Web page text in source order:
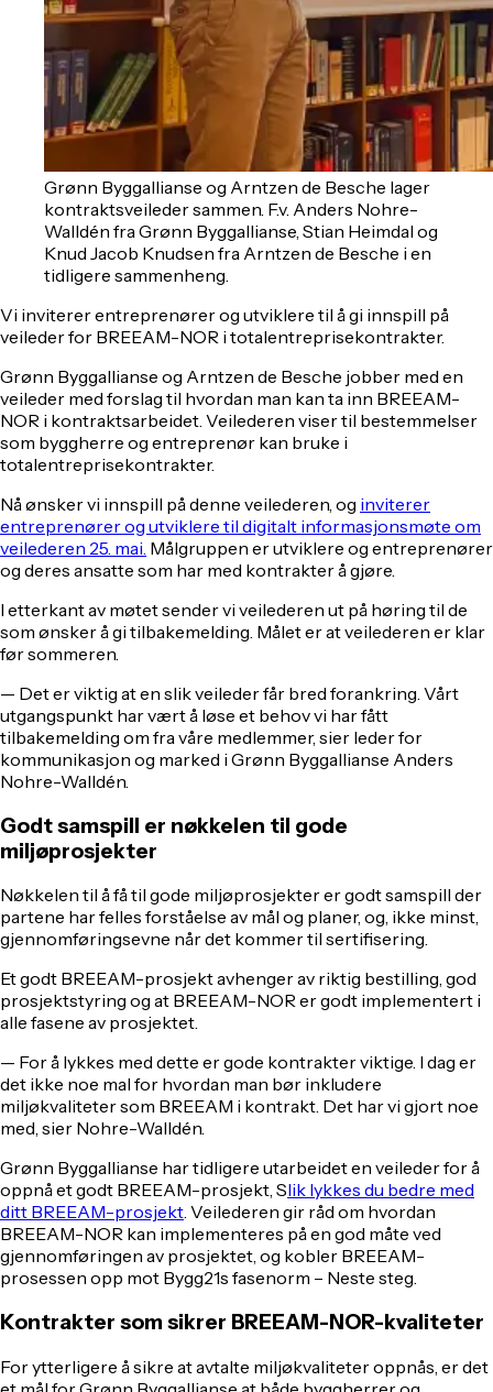
Grønn Byggallianse og Arntzen de Besche lager
kontraktsveileder sammen. F.v. Anders Nohre-
Walldén fra Grønn Byggallianse, Stian Heimdal og
Knud Jacob Knudsen fra Arntzen de Besche i en
tidligere sammenheng.
Vi inviterer entreprenører og utviklere til å gi innspill på
veileder for BREEAM-NOR i totalentreprisekontrakter.
Grønn Byggallianse og Arntzen de Besche jobber med en
veileder med forslag til hvordan man kan ta inn BREEAM-
NOR i kontraktsarbeidet. Veilederen viser til bestemmelser
som byggherre og entreprenør kan bruke i
totalentreprisekontrakter.
Nå ønsker vi innspill på denne veilederen, og inviterer
entreprenører og utviklere til digitalt informasjonsmøte om
veilederen 25. mai. Målgruppen er utviklere og entreprenører
og deres ansatte som har med kontrakter å gjøre.
I etterkant av møtet sender vi veilederen ut på høring til de
som ønsker å gi tilbakemelding. Målet er at veilederen er klar
før sommeren.
— Det er viktig at en slik veileder får bred forankring. Vårt
utgangspunkt har vært å løse et behov vi har fått
tilbakemelding om fra våre medlemmer, sier leder for
kommunikasjon og marked i Grønn Byggallianse Anders
Nohre-Walldén.
Godt samspill er nøkkelen til gode
miljøprosjekter
Nøkkelen til å få til gode miljøprosjekter er godt samspill der
partene har felles forståelse av mål og planer, og, ikke minst,
gjennomføringsevne når det kommer til sertifisering.
Et godt BREEAM-prosjekt avhenger av riktig bestilling, god
prosjektstyring og at BREEAM-NOR er godt implementert i
alle fasene av prosjektet.
— For å lykkes med dette er gode kontrakter viktige. I dag er
det ikke noe mal for hvordan man bør inkludere
miljøkvaliteter som BREEAM i kontrakt. Det har vi gjort noe
med, sier Nohre-Walldén.
Grønn Byggallianse har tidligere utarbeidet en veileder for å
oppnå et godt BREEAM-prosjekt, Slik lykkes du bedre med
ditt BREEAM-prosjekt. Veilederen gir råd om hvordan
BREEAM-NOR kan implementeres på en god måte ved
gjennomføringen av prosjektet, og kobler BREEAM-
prosessen opp mot Bygg21s fasenorm – Neste steg.
Kontrakter som sikrer BREEAM-NOR-kvaliteter
For ytterligere å sikre at avtalte miljøkvaliteter oppnås, er det